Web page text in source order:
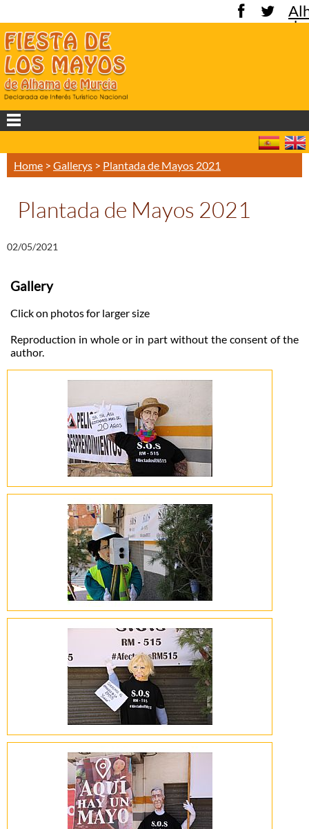
de
Home > Gallerys > Plantada de Mayos 2021
Plantada de Mayos 2021
02/05/2021
Gallery
Click on photos for larger size
Reproduction in whole or in part without the consent of the
author.